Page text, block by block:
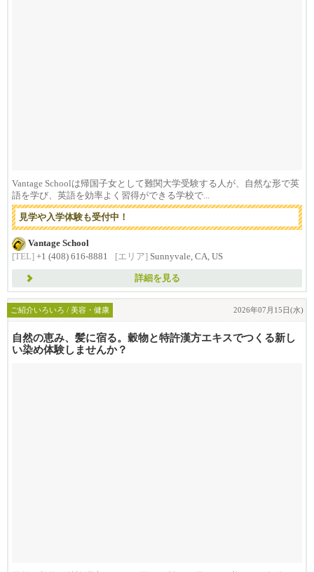
Vantage Schoolは帰国子女として難関大学受験する人が、自然な形で英
語を学び、英語を効率よく習得ができる学校で...
見学や入学体験も受付中！
Vantage School
[TEL] +1 (408) 616-8881 [エリア] Sunnyvale, CA, US
詳細を見る
ご紹介いろいろ / 美容・健康 2026年07月15日(水)
自然の恵み、髪に宿る。穀物と特許漢方エキスでつくる新し
い染め体験しませんか？